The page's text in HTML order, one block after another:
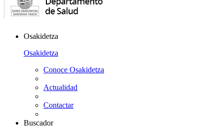
Osakidetza
Osakidetza
Conoce Osakidetza
Actualidad
Contactar
Buscador